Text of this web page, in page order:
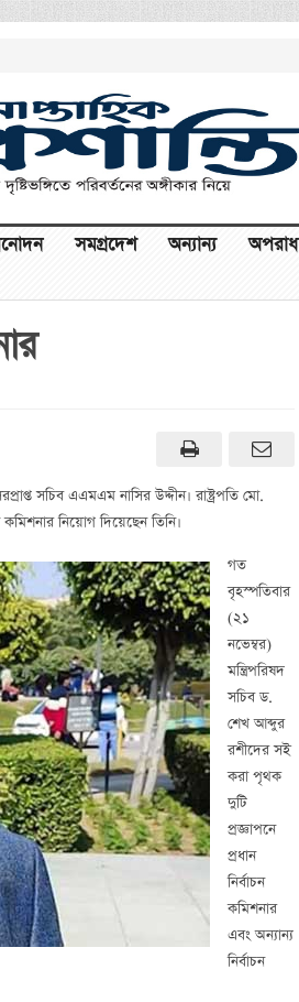
সমগ্রদেশ অন্যান্য অপরাধ
সচিব এএমএম নাসির উদ্দীন। রাষ্ট্রপতি মো.
নিয়োগ দিয়েছেন তিনি।
গত
বৃহস্পতিবার
(২১
নভেম্বর)
মন্ত্রিপরিষদ
সচিব ড.
শেখ আব্দুর
রশীদের সই
করা পৃথক
দুটি
প্রজ্ঞাপনে
প্রধান
নির্বাচন
কমিশনার
এবং অন্যান্য
নির্বাচন